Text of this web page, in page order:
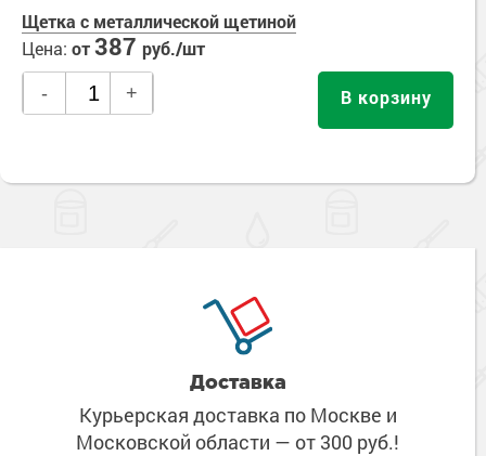
Щетка с металлической щетиной
Цена: от387 руб./шт
- + В корзину
Доставка
Курьерская доставка по Москве и
Московской области — от 300 руб.!